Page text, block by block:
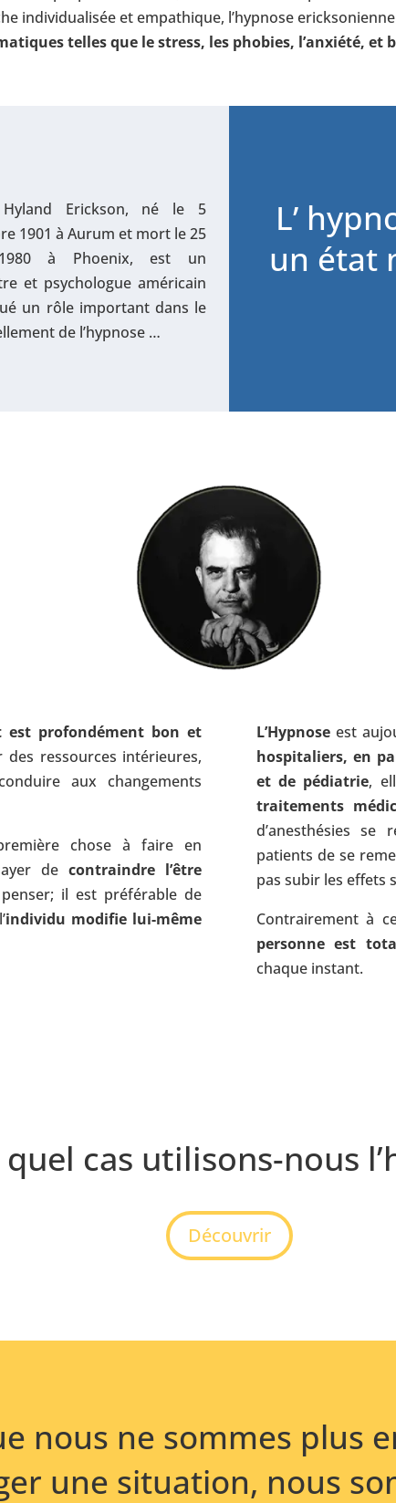
individualisée et empathique, l’hypnose
telles que le stress, les phobies, l’anxiété, et
Erickson, né le 5
1901 à Aurum et mort le 25
à Phoenix, est un
et psychologue américain
un rôle important dans le
de l’hypnose …
L’
un état
est profondément bon et
ressources intérieures,
aux changements
chose à faire en
decontraindre l’être
il est préférable de
individu modifie lui-même
L’Hypnoseest
hospitaliers, en
et de pédiatrie,
traitements
d’anesthésies
patients de se
pas subir les effets
Contrairement à
personne est
chaque instant.
quel cas utilisons-nous
Découvrir
nous ne sommes plus
une situation, nous